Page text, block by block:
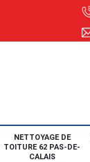
NETTOYAGE DE
TOITURE 62 PAS-DE-
CALAIS